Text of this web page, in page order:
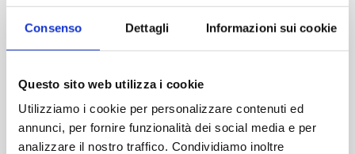
Consenso Dettagli Informazioni sui cookie
Questo sito web utilizza i cookie
Utilizziamo i cookie per personalizzare contenuti ed
annunci, per fornire funzionalità dei social media e per
analizzare il nostro traffico. Condividiamo inoltre
Capacità (ml):12
Diametro (mm):0
Larghezza (mm):24
Quantità per imballo (ordine minimo 1 collo):13000